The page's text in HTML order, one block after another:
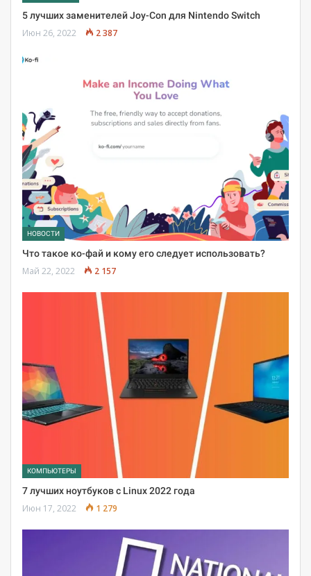
5 лучших заменителей Joy-Con для Nintendo Switch
Июн 26, 2022 2 387
НОВОСТИ
Что такое ко-фай и кому его следует использовать?
Май 22, 2022 2 157
КОМПЬЮТЕРЫ
7 лучших ноутбуков с Linux 2022 года
Июн 17, 2022 1 279